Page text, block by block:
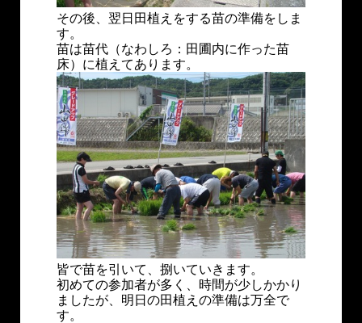
その後、翌日田植えをする苗の準備をしま
す。
苗は苗代（なわしろ：田圃内に作った苗
床）に植えてあります。
皆で苗を引いて、捌いていきます。
初めての参加者が多く、時間が少しかかり
ましたが、明日の田植えの準備は万全で
す。